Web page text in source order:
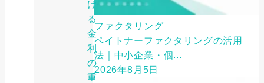
け
る
金
利
の
重
ファクタリング
ペイトナーファクタリングの活用
法｜中小企業・個...
2026年8月5日